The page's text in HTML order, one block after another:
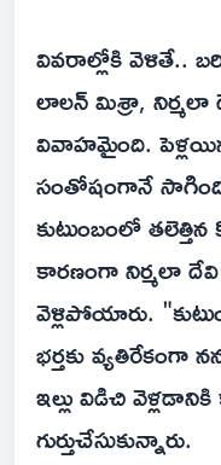
వివరాల్లోకి వెళితే..
లాలన్ మిశ్రా,
వివాహమైంది.
సంతోషంగానే
కుటుంబంలో
కారణంగా నిర్మలా దేవి
వెళ్లిపోయారు.
భర్తకు వ్యతిరేకంగా
ఇల్లు విడిచి
గుర్తుచేసుకున్నారు.